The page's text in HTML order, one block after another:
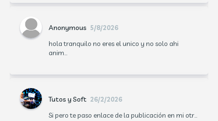
Anonymous 5/8/2026
hola tranquilo no eres el unico y no solo ahi
anim...
Tutos y Soft 26/2/2026
Si pero te paso enlace de la publicación en mi otr...